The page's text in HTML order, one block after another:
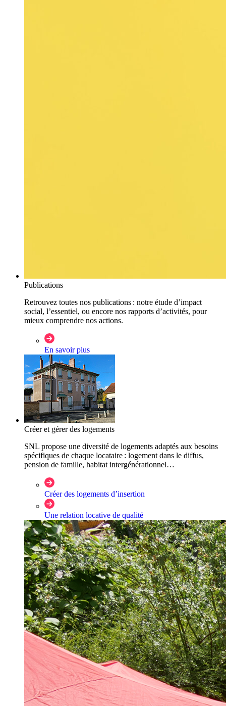
Publications
Retrouvez toutes nos publications : notre étude d’impact
social, l’essentiel, ou encore nos rapports d’activités, pour
mieux comprendre nos actions.
En savoir plus
Créer et gérer des logements
SNL propose une diversité de logements adaptés aux besoins
spécifiques de chaque locataire : logement dans le diffus,
pension de famille, habitat intergénérationnel…
Créer des logements d’insertion
Une relation locative de qualité